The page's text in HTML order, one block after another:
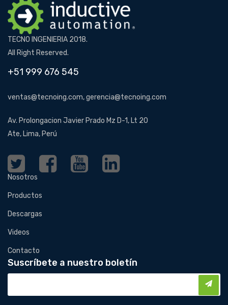
TECNO INGENIERIA 2018.
All Right Reserved.
+51 999 676 545
ventas@tecnoing.com, gerencia@tecnoing.com
Av. Prolongacion Javier Prado Mz D-1, Lt 20
Ate, Lima, Perú
Nosotros
Productos
Descargas
Videos
Contacto
Suscríbete a nuestro boletín